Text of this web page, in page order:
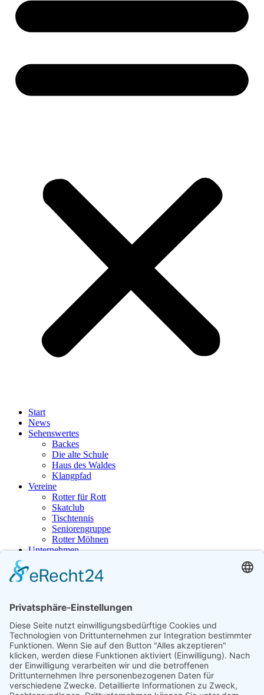
Start
News
Sehenswertes
Backes
Die alte Schule
Haus des Waldes
Klangpfad
Vereine
Rotter für Rott
Skatclub
Tischtennis
Seniorengruppe
Rotter Möhnen
Unternehmen
Unterkünfte
Ein voller Erfolg ist der Tischtennistreff in Rott im Waldpavillon, der
von Martin Spies ins Leben gerufen wurde und nun von Maik
Benthaus betreut wird.
Der Tischtennisabend findet jeden Dienstag ab 19:00 Uhr statt.
Ortsgemeinde Rott (Westerwald)
Ortsbürgermeister Martin Spies